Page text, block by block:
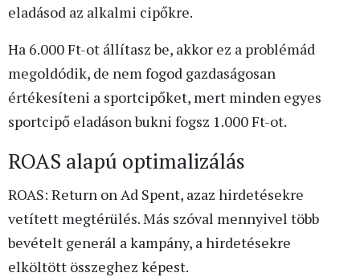
eladásod az alkalmi cipőkre.
Ha 6.000 Ft-ot állítasz be, akkor ez a problémád
megoldódik, de nem fogod gazdaságosan
értékesíteni a sportcipőket, mert minden egyes
sportcipő eladáson bukni fogsz 1.000 Ft-ot.
ROAS alapú optimalizálás
ROAS: Return on Ad Spent, azaz hirdetésekre
vetített megtérülés. Más szóval mennyivel több
bevételt generál a kampány, a hirdetésekre
elköltött összeghez képest.